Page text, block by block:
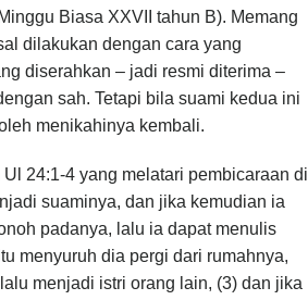
Biasa XXVII tahun B). Memang
dilakukan dengan cara yang
diserahkan – jadi resmi diterima –
sah. Tetapi bila suami kedua ini
menikahinya kembali.
24:1-4 yang melatari pembicaraan di
suaminya, dan jika kemudian ia
padanya, lalu ia dapat menulis
menyuruh dia pergi dari rumahnya,
menjadi istri orang lain, (3) dan jika